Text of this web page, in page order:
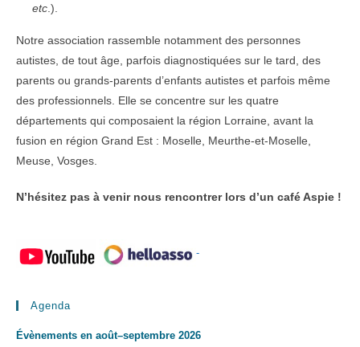
etc .).
Notre association rassemble notamment des personnes
autistes, de tout âge, parfois diagnostiquées sur le tard, des
parents ou grands-parents d’enfants autistes et parfois même
des professionnels. Elle se concentre sur les quatre
départements qui composaient la région Lorraine, avant la
fusion en région Grand Est : Moselle, Meurthe-et-Moselle,
Meuse, Vosges.
N’hésitez pas à venir nous rencontrer lors d’un café Aspie !
-
Agenda
Évènements en août–septembre 2026